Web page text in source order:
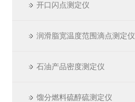
开口闪点测定仪
润滑脂宽温度范围滴点测定仪
石油产品密度测定仪
馏分燃料硫醇硫测定仪